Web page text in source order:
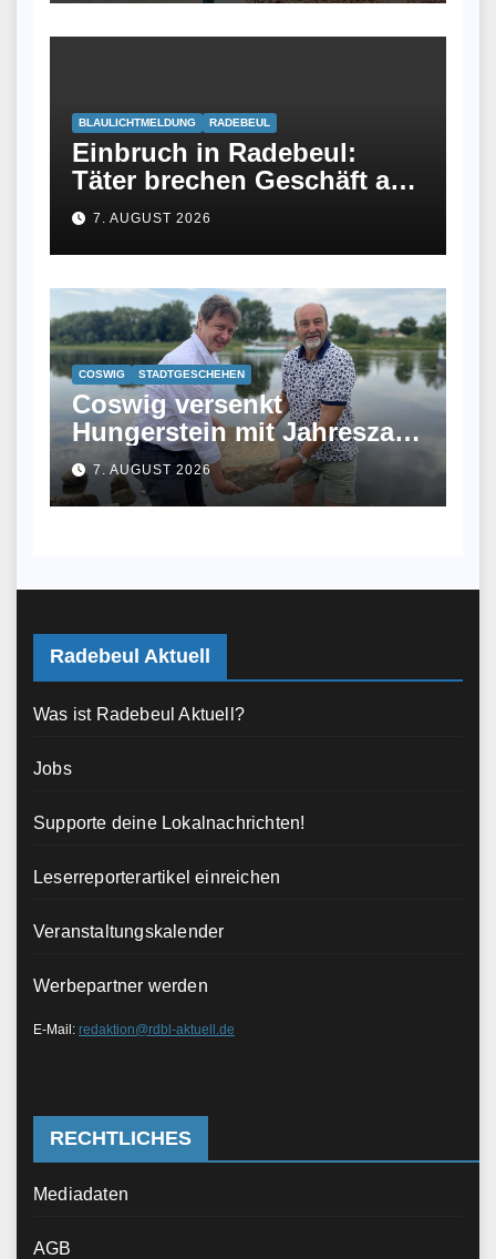
BLAULICHTMELDUNG RADEBEUL
Einbruch in Radebeul:
Täter brechen Geschäft an
Meißner Straße auf
7. AUGUST 2026
COSWIG STADTGESCHEHEN
Coswig versenkt
Hungerstein mit Jahreszahl
2026 in der Elbe
7. AUGUST 2026
Radebeul Aktuell
Was ist Radebeul Aktuell?
Jobs
Supporte deine Lokalnachrichten!
Leserreporterartikel einreichen
Veranstaltungskalender
Werbepartner werden
E-Mail: redaktion@rdbl-aktuell.de
RECHTLICHES
Mediadaten
AGB